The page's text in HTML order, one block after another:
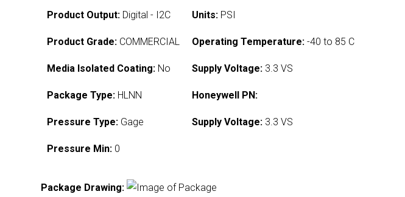
Product Output: Digital - I2C
Product Grade: COMMERCIAL
Media Isolated Coating: No
Package Type: HLNN
Pressure Type: Gage
Pressure Min: 0
Units: PSI
Operating Temperature: -40 to 85 C
Supply Voltage: 3.3 VS
Honeywell PN:
Supply Voltage: 3.3 VS
Package Drawing: